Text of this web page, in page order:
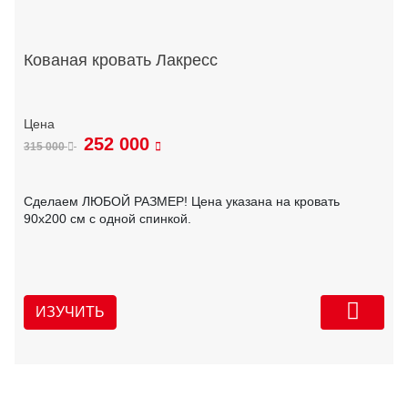
Кованая кровать Лакресс
315 000 252 000
Сделаем ЛЮБОЙ РАЗМЕР! Цена указана на кровать
90х200 см с одной спинкой.
ИЗУЧИТЬ